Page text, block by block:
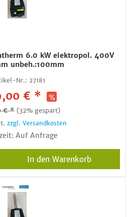
6.0 kW elektropol. 400V
unbeh.:100mm
Nr.: 27181
€ *
€ * (32% gespart)
zzgl. Versandkosten
Auf Anfrage
In den Warenkorb